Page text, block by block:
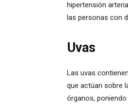
hipertensión
las personas con
Uvas
Las uvas
que actúan sobre
órganos,